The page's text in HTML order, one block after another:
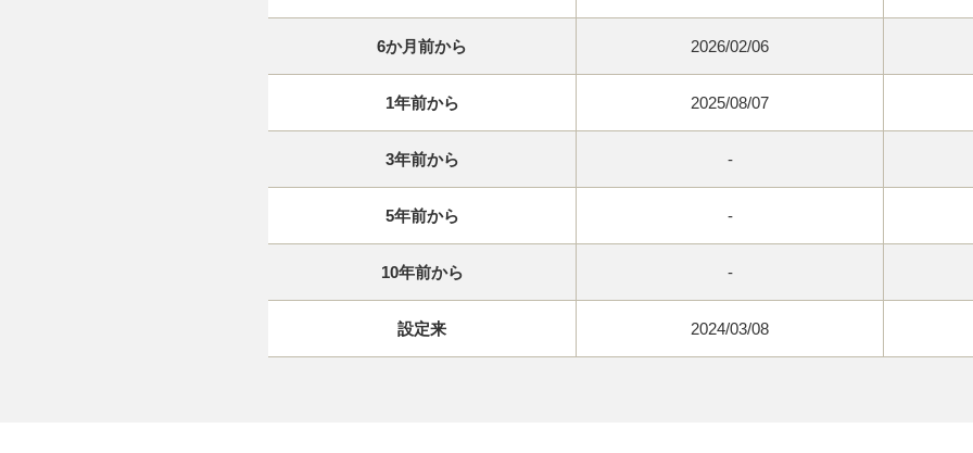
6か月前から 2026/02/06
1年前から 2025/08/07
3年前から -
5年前から -
10年前から -
設定来 2024/03/08